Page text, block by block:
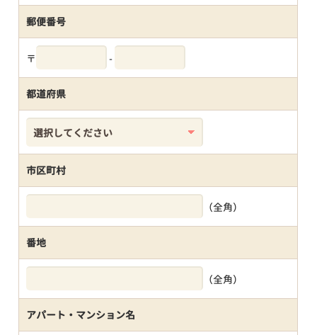
郵便番号
〒 -
都道府県
市区町村
（全角）
番地
（全角）
アパート・マンション名